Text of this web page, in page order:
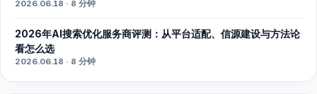
2026.06.18 · 8 分钟
2026年AI搜索优化服务商评测：从平台适配、信源建设与方法论
看怎么选
2026.06.18 · 8 分钟